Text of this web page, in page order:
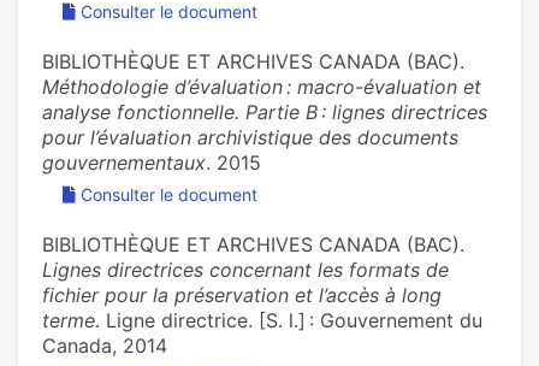
Consulter le document
BIBLIOTHÈQUE ET ARCHIVES CANADA (BAC).
Méthodologie d’évaluation : macro-évaluation et
analyse fonctionnelle. Partie B : lignes directrices
pour l’évaluation archivistique des documents
gouvernementaux. 2015
Consulter le document
BIBLIOTHÈQUE ET ARCHIVES CANADA (BAC).
Lignes directrices concernant les formats de
fichier pour la préservation et l’accès à long
terme. Ligne directrice. [S. l.] : Gouvernement du
Canada, 2014